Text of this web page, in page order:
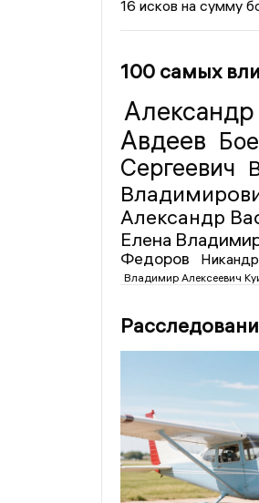
16 исков на сумму
100 самых
Авдеев
Сергеевич
Александр
Елена
Федоров
Никандр
Владимир Алексеевич